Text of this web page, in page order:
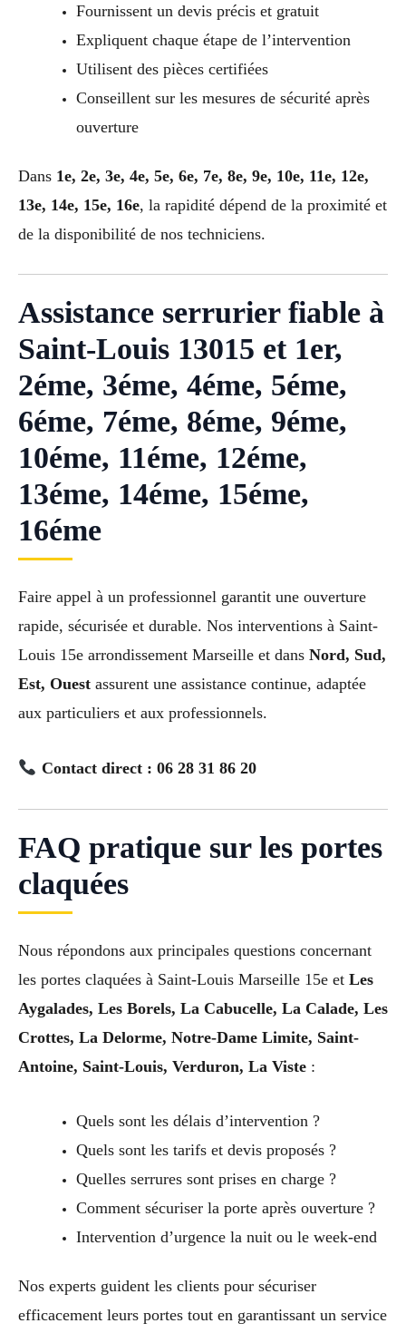
Fournissent un devis précis et gratuit
Expliquent chaque étape de l’intervention
Utilisent des pièces certifiées
Conseillent sur les mesures de sécurité après
ouverture
Dans 1e, 2e, 3e, 4e, 5e, 6e, 7e, 8e, 9e, 10e, 11e, 12e,
13e, 14e, 15e, 16e, la rapidité dépend de la proximité et
de la disponibilité de nos techniciens.
Assistance serrurier fiable à
Saint-Louis 13015 et 1er,
2éme, 3éme, 4éme, 5éme,
6éme, 7éme, 8éme, 9éme,
10éme, 11éme, 12éme,
13éme, 14éme, 15éme,
16éme
Faire appel à un professionnel garantit une ouverture
rapide, sécurisée et durable. Nos interventions à Saint-
Louis 15e arrondissement Marseille et dans Nord, Sud,
Est, Ouest assurent une assistance continue, adaptée
aux particuliers et aux professionnels.
Contact direct : 06 28 31 86 20
FAQ pratique sur les portes
claquées
Nous répondons aux principales questions concernant
les portes claquées à Saint-Louis Marseille 15e et Les
Aygalades, Les Borels, La Cabucelle, La Calade, Les
Crottes, La Delorme, Notre-Dame Limite, Saint-
Antoine, Saint-Louis, Verduron, La Viste :
Quels sont les délais d’intervention ?
Quels sont les tarifs et devis proposés ?
Quelles serrures sont prises en charge ?
Comment sécuriser la porte après ouverture ?
Intervention d’urgence la nuit ou le week-end
Nos experts guident les clients pour sécuriser
efficacement leurs portes tout en garantissant un service